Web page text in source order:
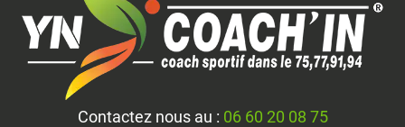
Contactez nous au : 06 60 20 08 75